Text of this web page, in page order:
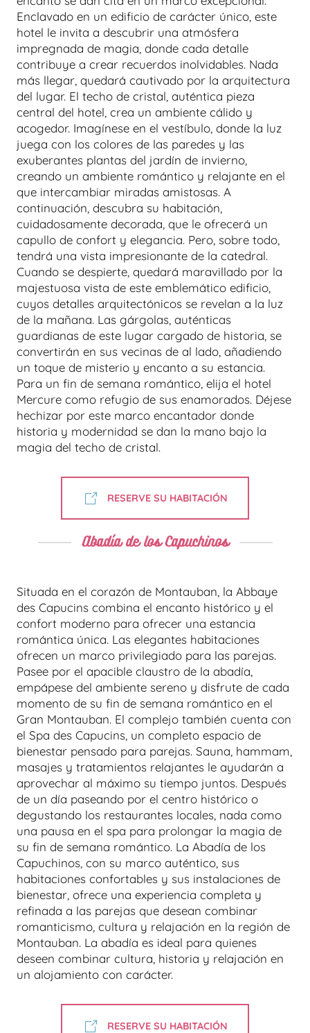
Enclavado en un edificio de carácter único, este
hotel le invita a descubrir una atmósfera
impregnada de magia, donde cada detalle
contribuye a crear recuerdos inolvidables. Nada
más llegar, quedará cautivado por la arquitectura
del lugar. El techo de cristal, auténtica pieza
central del hotel, crea un ambiente cálido y
acogedor. Imagínese en el vestíbulo, donde la luz
juega con los colores de las paredes y las
exuberantes plantas del jardín de invierno,
creando un ambiente romántico y relajante en el
que intercambiar miradas amistosas. A
continuación, descubra su habitación,
cuidadosamente decorada, que le ofrecerá un
capullo de confort y elegancia. Pero, sobre todo,
tendrá una vista impresionante de la catedral.
Cuando se despierte, quedará maravillado por la
majestuosa vista de este emblemático edificio,
cuyos detalles arquitectónicos se revelan a la luz
de la mañana. Las gárgolas, auténticas
guardianas de este lugar cargado de historia, se
convertirán en sus vecinas de al lado, añadiendo
un toque de misterio y encanto a su estancia.
Para un fin de semana romántico, elija el hotel
Mercure como refugio de sus enamorados. Déjese
hechizar por este marco encantador donde
historia y modernidad se dan la mano bajo la
magia del techo de cristal.
RESERVE SU HABITACIÓN
Abadía de los Capuchinos
Situada en el corazón de Montauban, la Abbaye
des Capucins combina el encanto histórico y el
confort moderno para ofrecer una estancia
romántica única. Las elegantes habitaciones
ofrecen un marco privilegiado para las parejas.
Pasee por el apacible claustro de la abadía,
empápese del ambiente sereno y disfrute de cada
momento de su fin de semana romántico en el
Gran Montauban. El complejo también cuenta con
el Spa des Capucins, un completo espacio de
bienestar pensado para parejas. Sauna, hammam,
masajes y tratamientos relajantes le ayudarán a
aprovechar al máximo su tiempo juntos. Después
de un día paseando por el centro histórico o
degustando los restaurantes locales, nada como
una pausa en el spa para prolongar la magia de
su fin de semana romántico. La Abadía de los
Capuchinos, con su marco auténtico, sus
habitaciones confortables y sus instalaciones de
bienestar, ofrece una experiencia completa y
refinada a las parejas que desean combinar
romanticismo, cultura y relajación en la región de
Montauban. La abadía es ideal para quienes
deseen combinar cultura, historia y relajación en
un alojamiento con carácter.
RESERVE SU HABITACIÓN